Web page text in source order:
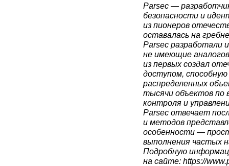
Parsec —
безопасности и
из пионеров
оставалась на
Parsec разработали
не имеющие
из первых создал
доступом,
распределенных
тысячи объектов по
контроля и
Parsec отвечает
и методов
особенности —
выполнения частых
Подробную
на сайте: https://